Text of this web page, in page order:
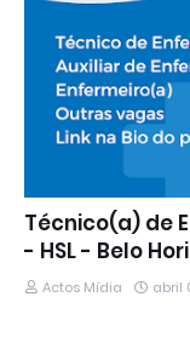
Técnico(a) de
- HSL - Belo
Actos Mídia abril